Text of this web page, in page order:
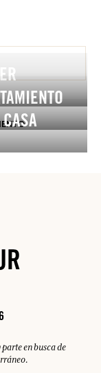
CASA
en busca de